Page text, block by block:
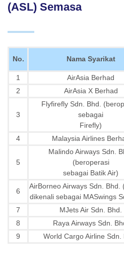
(ASL) Semasa
No. Nama Syarikat
1
AirAsia Berhad
2
AirAsia X Berhad
3
Flyfirefly Sdn. Bhd.
sebagai
Firefly)
4 Malaysia Airlines
5
Malindo Airways Sdn.
(beroperasi
sebagai Batik Air)
6
AirBorneo Airways Sdn. Bhd.
dikenali sebagai MASwings
7 MJets Air Sdn. Bhd.
8
Raya Airways Sdn.
9
World Cargo Airline Sdn.